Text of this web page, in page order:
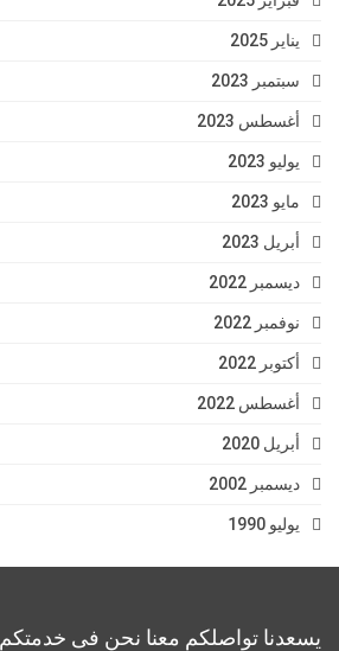
يناير 2025
سبتمبر 2023
أغسطس 2023
يوليو 2023
مايو 2023
أبريل 2023
ديسمبر 2022
نوفمبر 2022
أكتوبر 2022
أغسطس 2022
أبريل 2020
ديسمبر 2002
يوليو 1990
يسعدنا تواصلكم معنا نحن فى خدمتكم